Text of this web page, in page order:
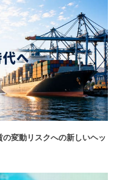
変動リスクへの新しいヘッ